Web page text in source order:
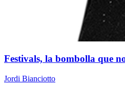
Festivals, la bombolla que
Jordi Bianciotto